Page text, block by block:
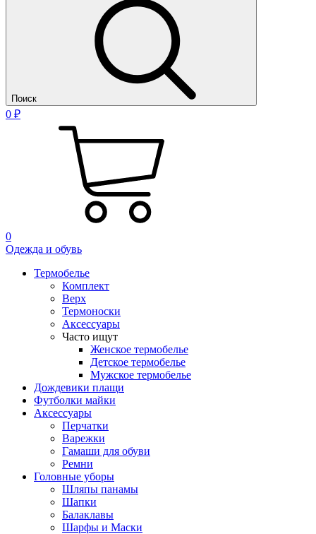
Поиск
0 ₽
0
Одежда и обувь
Термобелье
Комплект
Верх
Термоноски
Аксессуары
Часто ищут
Женское термобелье
Детское термобелье
Мужское термобелье
Дождевики плащи
Футболки майки
Аксессуары
Перчатки
Варежки
Гамаши для обуви
Ремни
Головные уборы
Шляпы панамы
Шапки
Балаклавы
Шарфы и Маски